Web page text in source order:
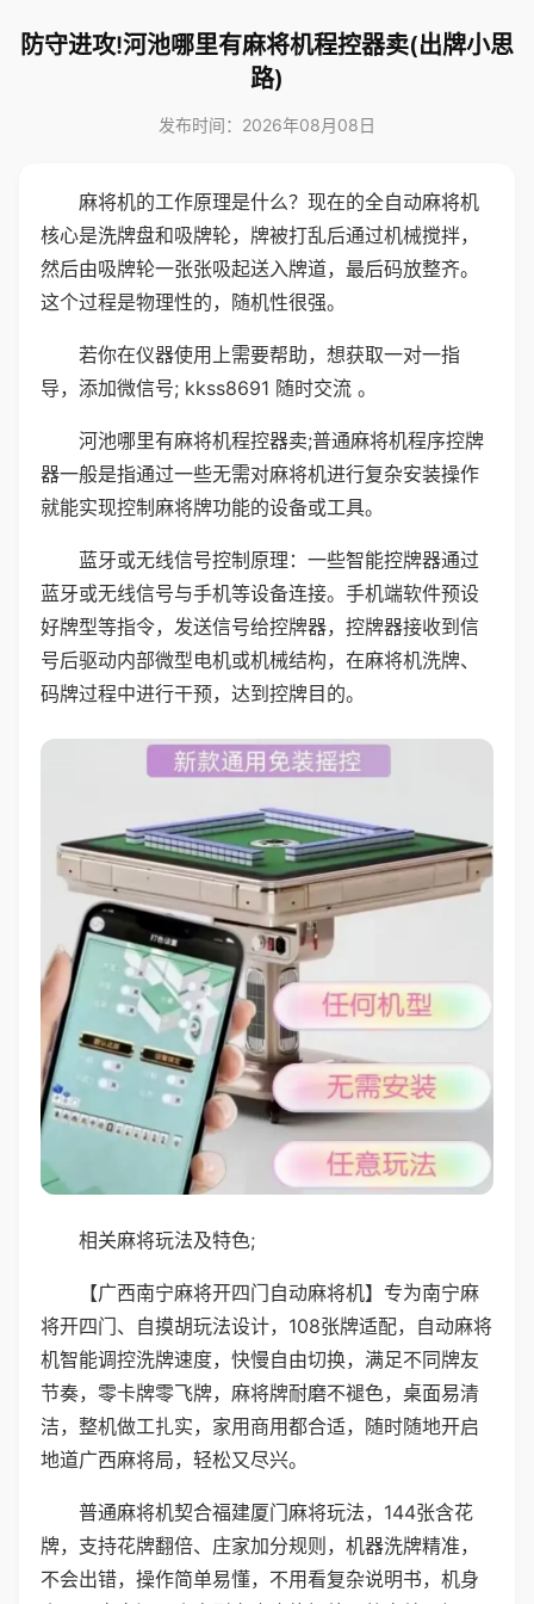
防守进攻!河池哪里有麻将机程控器卖(出牌小思
路)
发布时间：2026年08月08日
麻将机的工作原理是什么？现在的全自动麻将机
核心是洗牌盘和吸牌轮，牌被打乱后通过机械搅拌，
然后由吸牌轮一张张吸起送入牌道，最后码放整齐。
这个过程是物理性的，随机性很强。
若你在仪器使用上需要帮助，想获取一对一指
导，添加微信号; kkss8691 随时交流 。
河池哪里有麻将机程控器卖;普通麻将机程序控牌
器一般是指通过一些无需对麻将机进行复杂安装操作
就能实现控制麻将牌功能的设备或工具。
蓝牙或无线信号控制原理：一些智能控牌器通过
蓝牙或无线信号与手机等设备连接。手机端软件预设
好牌型等指令，发送信号给控牌器，控牌器接收到信
号后驱动内部微型电机或机械结构，在麻将机洗牌、
码牌过程中进行干预，达到控牌目的。
相关麻将玩法及特色;
【广西南宁麻将开四门自动麻将机】专为南宁麻
将开四门、自摸胡玩法设计，108张牌适配，自动麻将
机智能调控洗牌速度，快慢自由切换，满足不同牌友
节奏，零卡牌零飞牌，麻将牌耐磨不褪色，桌面易清
洁，整机做工扎实，家用商用都合适，随时随地开启
地道广西麻将局，轻松又尽兴。
普通麻将机契合福建厦门麻将玩法，144张含花
牌，支持花牌翻倍、庄家加分规则，机器洗牌精准，
不会出错，操作简单易懂，不用看复杂说明书，机身